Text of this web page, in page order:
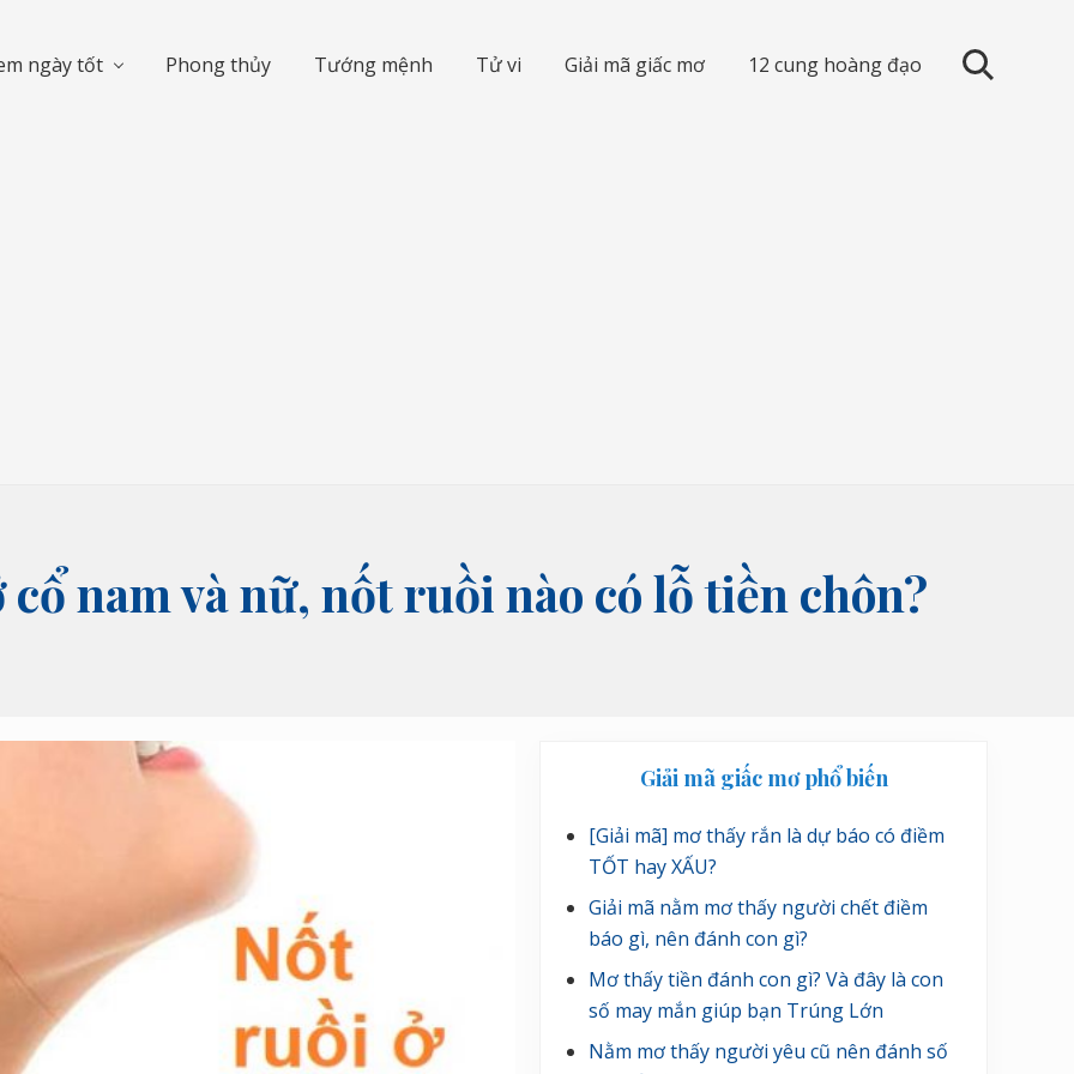
ngày tốt Phong thủy Tướng mệnh Tử vi Giải mã giấc mơ 12 cung hoàng đạo search
nam và nữ, nốt ruồi nào có lỗ tiền chôn?
SidebarGiải mã giấc mơ phổ biến
[Giải mã] mơ thấy rắn là dự báo có điềm
TỐT hay XẤU?
Giải mã nằm mơ thấy người chết điềm
báo gì, nên đánh con gì?
Mơ thấy tiền đánh con gì? Và đây là con
số may mắn giúp bạn Trúng Lớn
Nằm mơ thấy người yêu cũ nên đánh số